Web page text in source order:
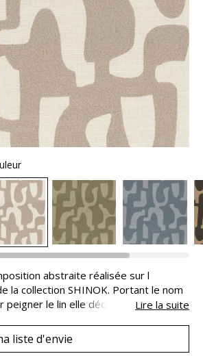
abstraite réalisée sur l
la collection SHINOK. Portant le nom
peigner le lin elle décrit un ensemble
en élégants camaïeux la figure est
deux films et offre l illusion d un textile
Lire la suite
liste d'envie